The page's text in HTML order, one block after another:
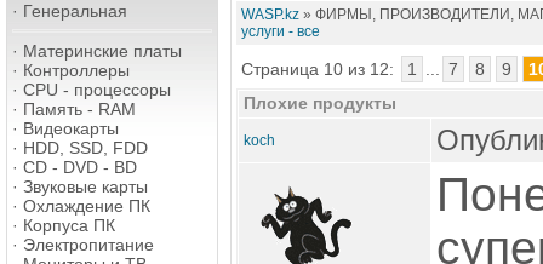
· Генеральная
· Материнские платы
· Контроллеры
· CPU - процессоры
· Память - RAM
· Видеокарты
· HDD, SSD, FDD
· CD - DVD - BD
· Звуковые карты
· Охлаждение ПК
· Корпуса ПК
· Электропитание
WASP.kz » ФИРМЫ, ПРОИЗВОДИТЕЛИ,
услуги - все
Страница 10 из 12: 1 7 8 9
Плохие продукты
koch